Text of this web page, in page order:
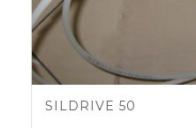
SILDRIVE 50